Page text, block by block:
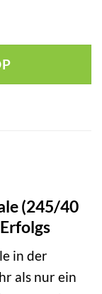
(245/40
in der
als nur ein